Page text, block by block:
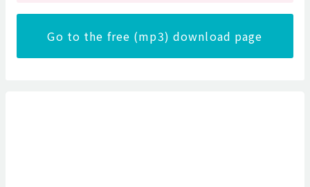
Go to the free (mp3) download page